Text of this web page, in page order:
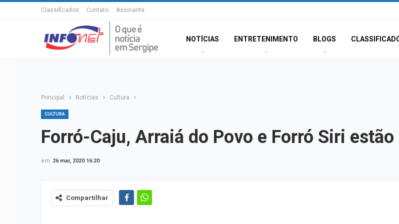
Classificados Contato Assinante
NOTÍCIAS ENTRETENIMENTO BLOGS
Principal Notícias Cultura
CULTURA
Forró-Caju, Arraiá do Povo e Forró Siri
em 26 mar, 2020 16:20
Compartilhar